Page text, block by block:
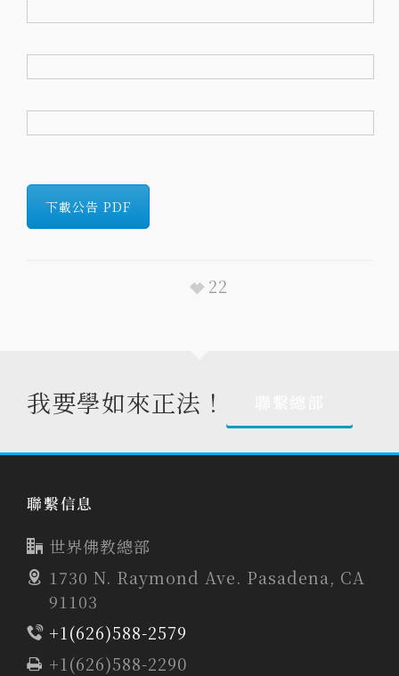
下載公告 PDF
22
我要學如來正法！
聯繫信息
世界佛教總部
1730 N. Raymond Ave. Pasadena, CA
91103
+1(626)588-2579
+1(626)588-2290